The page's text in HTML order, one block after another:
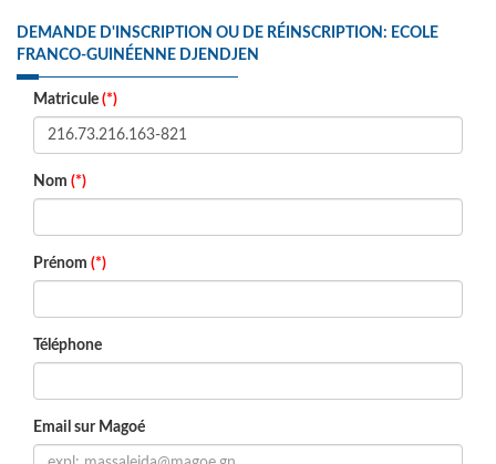
DEMANDE D'INSCRIPTION OU DE RÉINSCRIPTION: ECOLE
FRANCO-GUINÉENNE DJENDJEN
Matricule (*)
Nom (*)
Prénom (*)
Téléphone
Email sur Magoé